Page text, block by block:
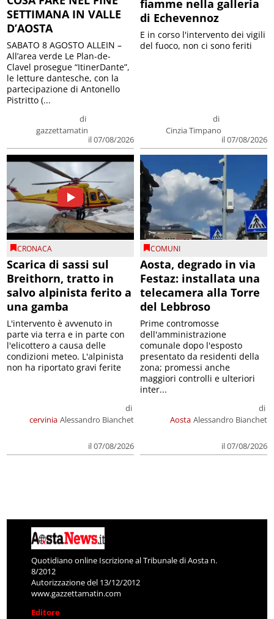
SETTIMANA IN VALLE
D’AOSTA
di
gazzettamatin
il 07/08/2026
SABATO 8 AGOSTO ALLEIN –
All’area verde Le Plan-de-
Clavel prosegue “ItinerDante”,
le letture dantesche, con la
partecipazione di Antonello
Pistritto (...
fiamme nella galleria
di Echevennoz
di
Cinzia Timpano
il 07/08/2026
E in corso l'intervento dei vigili
del fuoco, non ci sono feriti
CRONACA
Scarica di sassi sul
Breithorn, tratto in
salvo alpinista ferito a
una gamba
cervinia
di
Alessandro Bianchet
il 07/08/2026
L'intervento è avvenuto in
parte via terra e in parte con
l'elicottero a causa delle
condizioni meteo. L'alpinista
non ha riportato gravi ferite
COMUNI
Aosta, degrado in via
Festaz: installata una
telecamera alla Torre
del Lebbroso
Aosta
di
Alessandro Bianchet
il 07/08/2026
Prime contromosse
dell'amministrazione
comunale dopo l'esposto
presentato da residenti della
zona; promessi anche
maggiori controlli e ulteriori
inter...
Quotidiano online Iscrizione al Tribunale di Aosta n.
8/2012
Autorizzazione del 13/12/2012
www.gazzettamatin.com
Editore